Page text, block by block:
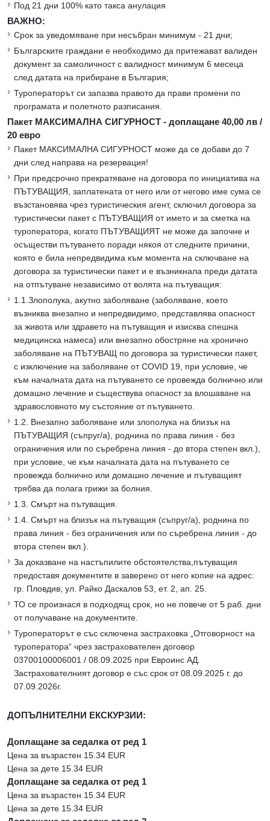
Под 21 дни 100% като такса анулация
ВАЖНО:
Срок за уведомяване при несъбран минимум - 21 дни;
Българските граждани е необходимо да притежават валиден
документ за самоличност с валидност минимум 6 месеца
след датата на прибиране в България;
Туроператорът си запазва правото да прави промени по
програмата и полетното разписания.
Пакет МАКСИМАЛНА СИГУРНОСТ - доплащане 40,00 лв /
20 евро
Пакет МАКСИМАЛНА СИГУРНОСТ може да се добави до 7
дни след направа на резервация!
При предсрочно прекратяване на договора по инициатива на
ПЪТУВАЩИЯ, заплатената от него или от негово име сума се
възстановява чрез туристическия агент, сключил договора за
туристически пакет с ПЪТУВАЩИЯ от името и за сметка на
туроператора, когато ПЪТУВАЩИЯТ не може да започне и
осъществи пътуването поради някоя от следните причини,
която е била непредвидима към момента на сключване на
договора за туристически пакет и е възникнала преди датата
на отпътуване независимо от волята на пътуващия:
1.1.Злополука, акутно заболяване (заболяване, което
възниква внезапно и непредвидимо, представлява опасност
за живота или здравето на пътуващия и изисква спешна
медицинска намеса) или внезапно обостряне на хронично
заболяване на ПЪТУВАЩ по договора за туристически пакет,
с изключение на заболяване от COVID 19, при условие, че
към началната дата на пътуването се провежда болнично или
домашно лечение и съществува опасност за влошаване на
здравословното му състояние от пътуването.
1.2. Внезапно заболяване или злополука на близък на
ПЪТУВАЩИЯ (съпруг/а), роднина по права линия - без
ограничения или по съребрена линия - до втора степен вкл.),
при условие, че към началната дата на пътуването се
провежда болнично или домашно лечение и пътуващият
трябва да полага грижи за болния.
1.3. Смърт на пътуващия.
1.4. Смърт на близък на пътуващия (съпруг/а), роднина по
права линия - без ограничения или по съребрена линия - до
втора степен вкл.).
За доказване на настъпилите обстоятелства,пътуващия
предоставя документите в заверено от него копие на адрес:
гр. Пловдив, ул. Райко Даскалов 53, ет. 2, ап. 25.
ТО се произнася в подходящ срок, но не повече от 5 раб. дни
от получаване на документите.
Туроператорът е със сключена застраховка „Отговорност на
туроператора“ чрез застрахователен договор
03700100006001 / 08.09.2025 при Евроинс АД.
Застрахователният договор е със срок от 08.09.2025 г. до
07.09.2026г.
ДОПЪЛНИТЕЛНИ ЕКСКУРЗИИ:
Доплащане за седалка от ред 1
Цена за възрастен 15.34 EUR
Цена за дете 15.34 EUR
Доплащане за седалка от ред 1
Цена за възрастен 15.34 EUR
Цена за дете 15.34 EUR